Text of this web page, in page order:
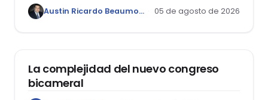
Austin Ricardo Beaumont Rivera 05 de agosto de 2026
La complejidad del nuevo congreso
bicameral